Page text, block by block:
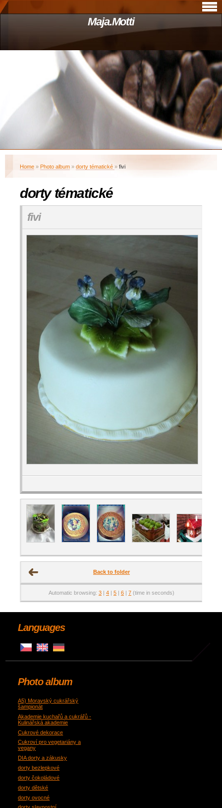
Maja.Motti
Home » Photo album » dorty tématické » fivi
dorty tématické
fivi
Back to folder
Automatic browsing: 3 | 4 | 5 | 6 | 7 (time in seconds)
Languages
Photo album
A5) Moravský cukrářský
šampionát
Akademie kuchařů a cukrářů -
Kulinářská akademie
Cukrové dekorace
Cukroví pro vegetariány a
vegany
DIA dorty a zákusky
dorty bezlepkové
dorty čokoládové
dorty dětské
dorty ovocné